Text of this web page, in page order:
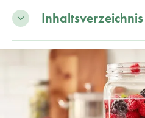
Inhaltsverzeichnis